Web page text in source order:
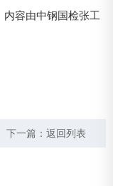
内容由中钢国检张工
下一篇： 返回列表